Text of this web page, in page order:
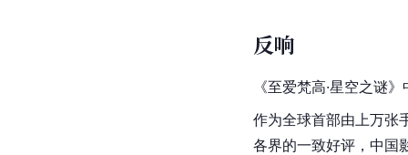
反响
《至爱梵高·星空之谜
作为全球首部由上万张
各界的一致好评，中国